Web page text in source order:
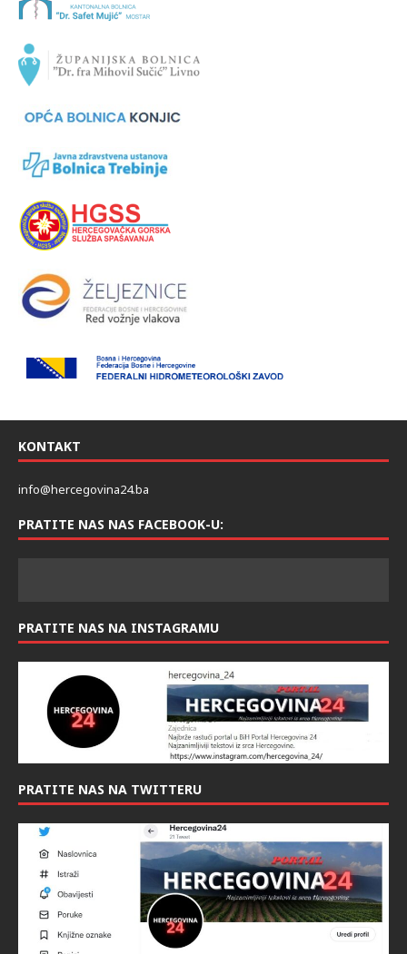
KONTAKT
info@hercegovina24.ba
PRATITE NAS NAS FACEBOOK-U:
PRATITE NAS NA INSTAGRAMU
PRATITE NAS NA TWITTERU